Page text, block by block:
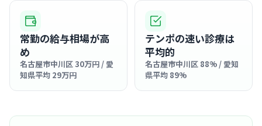
常勤の給与相場が高
め
名古屋市中川区 30万円 / 愛
知県平均 29万円
テンポの速い診療は
平均的
名古屋市中川区 88% / 愛知
県平均 89%